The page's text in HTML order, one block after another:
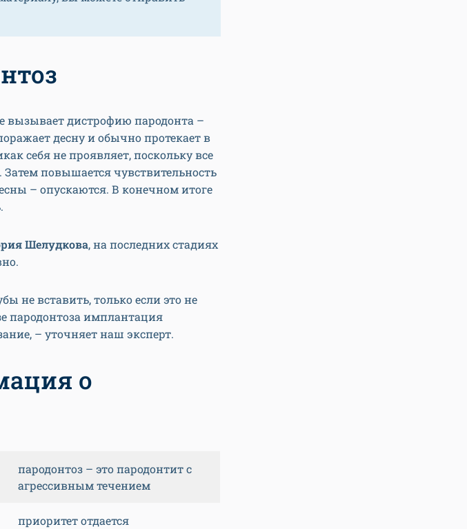
вызывает дистрофию пародонта –
десну и обычно протекает в
себя не проявляет, поскольку все
повышается чувствительность
– опускаются. В конечном итоге
Шелудкова, на последних стадиях
не вставить, только если это не
пародонтоза имплантация
– уточняет наш эксперт.
о
пародонтоз – это пародонтит с
агрессивным течением
приоритет отдается